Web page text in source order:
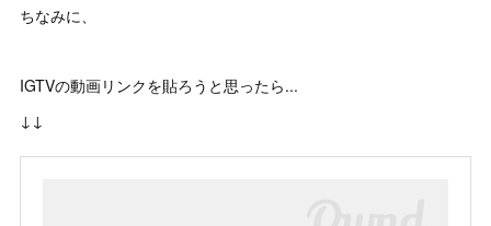
ちなみに、
IGTVの動画リンクを貼ろうと思ったら...
↓↓